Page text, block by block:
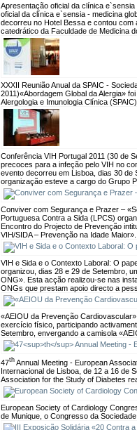
Apresentação oficial da clínica e`sensia
oficial da clínica e`sensia - medicina
decorreu no Hotel Bessa e contou
catedrático da Faculdade de Medicina
XXXII Reunião Anual da SPAIC -
2011)«Abordagem Global da Alergia»
Alergologia e Imunologia Clínica
Conferência VIH Portugal 2011 (30 de
precoces para a infeção pelo VIH no
evento decorreu em Lisboa, dias 30 de
organização esteve a cargo do Grupo
Conviver com Segurança e Prazer –
Portuguesa Contra a Sida (LPCS)
Encontro do Projecto de Prevenção
VIH/SIDA – Prevenção na Idade Maior».
VIH e Sida e o Contexto Laboral: O
organizou, dias 28 e 29 de Setembro,
ONG». Esta acção realizou-se nas
ONGs que prestam apoio directo a
«AEIOU da Prevenção
exercício físico, participando
Setembro, envergando a camisola
47th Annual Meeting - European
Internacional de Lisboa, de 12 a 16 de
Association for the Study of Diabetes
European Society of Cardiology
de Munique, o Congresso da